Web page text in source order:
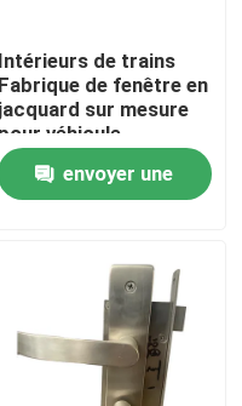
Intérieurs de trains
Fabrique de fenêtre en
jacquard sur mesure
pour véhicule
automobile
envoyer une